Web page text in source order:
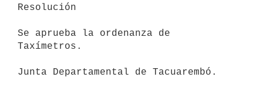
Resolución
Se aprueba la ordenanza de
Taxímetros.
Junta Departamental de Tacuarembó.